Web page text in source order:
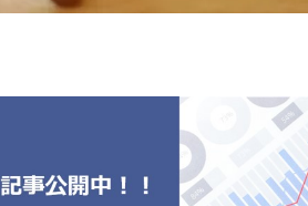
消費者調査